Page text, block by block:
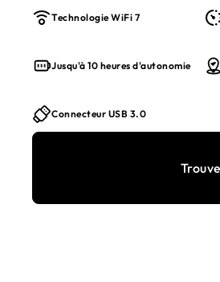
rapide et plus fiable pour une
des jeux en ligne et bien plus
GHz, 5 GHz ou la bande 6 GHz
WiFi et la couverture optimale avec
Technologie WiFi 7
Jusqu'à 10 heures d'autonomie
Connecteur USB 3.0